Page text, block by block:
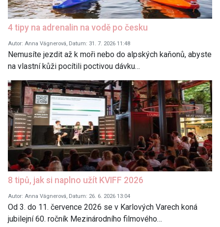
4 tipy na adrenalin na vodě po česku
Autor: Anna Vágnerová, Datum: 31. 7. 2026 11:48
Nemusíte jezdit až k moři nebo do alpských kaňonů, abyste
na vlastní kůži pocítili poctivou dávku…
8 tipů, jak si naplno užít KVIFF 2026
Autor: Anna Vágnerová, Datum: 26. 6. 2026 13:04
Od 3. do 11. července 2026 se v Karlových Varech koná
jubilejní 60. ročník Mezinárodního filmového…